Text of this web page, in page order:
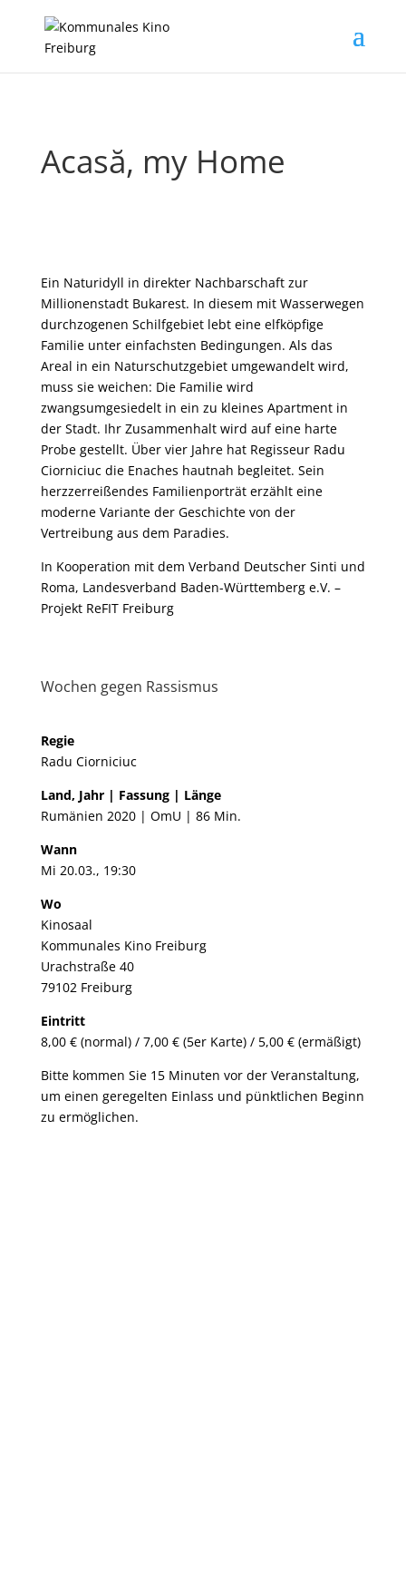
Acasă, my Home
Ein Naturidyll in direkter Nachbarschaft zur
Millionenstadt Bukarest. In diesem mit Wasserwegen
durchzogenen Schilfgebiet lebt eine elfköpfige
Familie unter einfachsten Bedingungen. Als das
Areal in ein Naturschutzgebiet umgewandelt wird,
muss sie weichen: Die Familie wird
zwangsumgesiedelt in ein zu kleines Apartment in
der Stadt. Ihr Zusammenhalt wird auf eine harte
Probe gestellt. Über vier Jahre hat Regisseur Radu
Ciorniciuc die Enaches hautnah begleitet. Sein
herzzerreißendes Familienporträt erzählt eine
moderne Variante der Geschichte von der
Vertreibung aus dem Paradies.
In Kooperation mit dem Verband Deutscher Sinti und
Roma, Landesverband Baden-Württemberg e.V. –
Projekt ReFIT Freiburg
Wochen gegen Rassismus
Regie​
Radu Ciorniciuc
Land, Jahr | Fassung | Länge
Rumänien 2020 | OmU | 86 Min.
Wann
Mi 20.03., 19:30
Wo
Kinosaal
Kommunales Kino Freiburg
Urachstraße 40
79102 Freiburg
Eintritt
8,00 € (normal) / 7,00 € (5er Karte) / 5,00 € (ermäßigt)
Bitte kommen Sie 15 Minuten vor der Veranstaltung,
um einen geregelten Einlass und pünktlichen Beginn
zu ermöglichen.